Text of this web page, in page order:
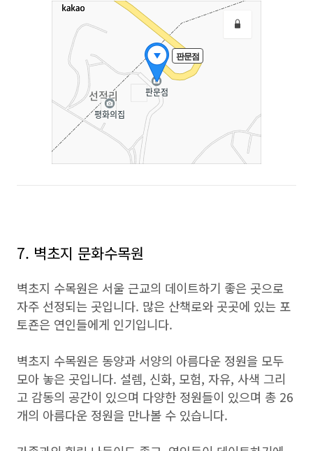
7. 벽초지 문화수목원
벽초지 수목원은 서울 근교의 데이트하기 좋은 곳으로
자주 선정되는 곳입니다. 많은 산책로와 곳곳에 있는 포
토죤은 연인들에게 인기입니다.
벽초지 수목원은 동양과 서양의 아름다운 정원을 모두
모아 놓은 곳입니다. 설렘, 신화, 모험, 자유, 사색 그리
고 감동의 공간이 있으며 다양한 정원들이 있으며 총 26
개의 아름다운 정원을 만나볼 수 있습니다.